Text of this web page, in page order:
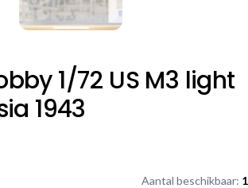
1/72 US M3 light
1943
Aantal beschikbaar: 1